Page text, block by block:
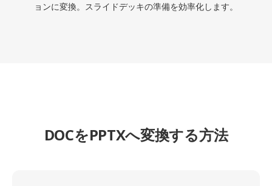
ョンに変換。スライドデッキの準備を効率化します。
DOCをPPTXへ変換する方法